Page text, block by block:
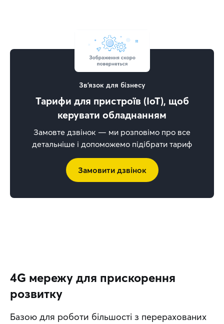
Зв'язок для бізнесу
Тарифи для пристроїв (IoT), щоб
керувати обладнанням
Замовте дзвінок — ми розповімо про все
детальніше і допоможемо підібрати тариф
Замовити дзвінок
4G мережу для прискорення
розвитку
Базою для роботи більшості з перерахованих